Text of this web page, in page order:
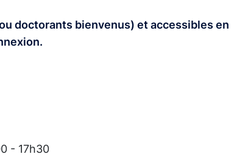
doctorants bienvenus) et accessibles en
- 17h30